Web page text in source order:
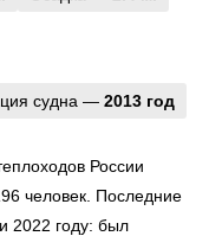
судна — 2013 год
России
человек. Последние
2022 году: был